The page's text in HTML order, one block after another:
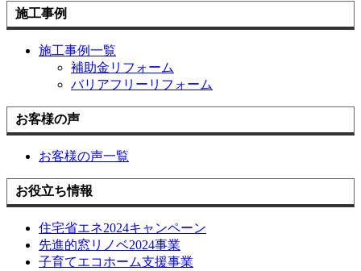
施工事例
施工事例一覧
補助金リフォーム
バリアフリーリフォーム
お客様の声
お客様の声一覧
お役立ち情報
住宅省エネ2024キャンペーン
先進的窓リノベ2024事業
子育てエコホーム支援事業